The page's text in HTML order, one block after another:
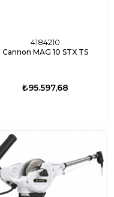
4184210
Cannon MAG 10 STX TS
₺95.597,68